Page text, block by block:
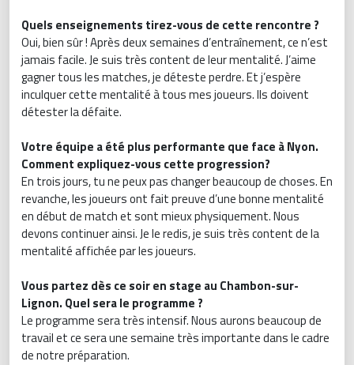
Quels enseignements tirez-vous de cette rencontre ?
Oui, bien sûr ! Après deux semaines d’entraînement, ce n’est
jamais facile. Je suis très content de leur mentalité. J’aime
gagner tous les matches, je déteste perdre. Et j’espère
inculquer cette mentalité à tous mes joueurs. Ils doivent
détester la défaite.
Votre équipe a été plus performante que face à Nyon.
Comment expliquez-vous cette progression?
En trois jours, tu ne peux pas changer beaucoup de choses. En
revanche, les joueurs ont fait preuve d’une bonne mentalité
en début de match et sont mieux physiquement. Nous
devons continuer ainsi. Je le redis, je suis très content de la
mentalité affichée par les joueurs.
Vous partez dès ce soir en stage au Chambon-sur-
Lignon. Quel sera le programme ?
Le programme sera très intensif. Nous aurons beaucoup de
travail et ce sera une semaine très importante dans le cadre
de notre préparation.